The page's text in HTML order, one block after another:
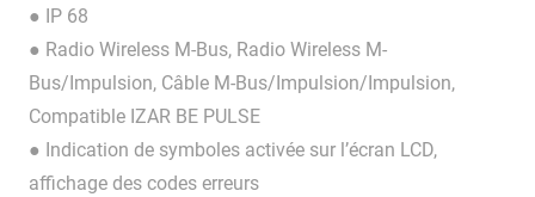
● IP 68
● Radio Wireless M-Bus, Radio Wireless M-
Bus/Impulsion, Câble M-Bus/Impulsion/Impulsion,
Compatible IZAR BE PULSE
● Indication de symboles activée sur l’écran LCD,
affichage des codes erreurs